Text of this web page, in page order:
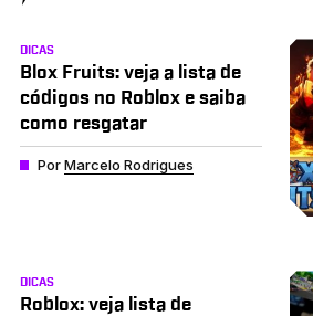
DICAS
Blox Fruits: veja a lista de
códigos no Roblox e saiba
como resgatar
PorMarcelo Rodrigues
DICAS
Roblox: veja lista de